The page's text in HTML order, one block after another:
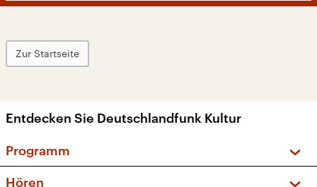
Zur Startseite
Entdecken Sie Deutschlandfunk Kultur
Programm
Hören